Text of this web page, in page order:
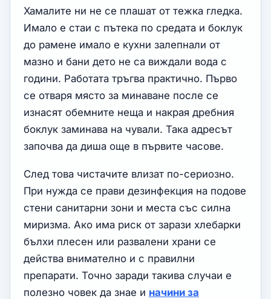
Хамалите ни не се плашат от тежка гледка.
Имало е стаи с пътека по средата и боклук
до рамене имало е кухни залепнали от
мазно и бани дето не са виждали вода с
години. Работата тръгва практично. Първо
се отваря място за минаване после се
изнасят обемните неща и накрая дребния
боклук заминава на чували. Така адресът
започва да диша още в първите часове.
След това чистачите влизат по-сериозно.
При нужда се прави дезинфекция на подове
стени санитарни зони и места със силна
миризма. Ако има риск от зарази хлебарки
бълхи плесен или развалени храни се
действа внимателно и с правилни
препарати. Точно заради такива случаи е
полезно човек да знае и начини за